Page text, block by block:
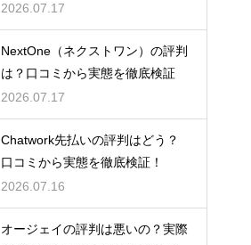
2026.07.17
NextOne（ネクストワン）の評判
は？口コミから実態を徹底検証
2026.07.17
Chatwork先払いの評判はどう？
口コミから実態を徹底検証！
2026.07.16
オージェイの評判は悪いの？実際